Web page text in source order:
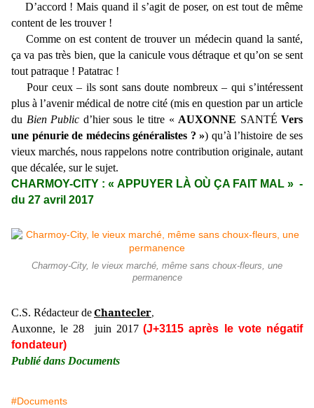
D’accord ! Mais quand il s’agit de poser, on est tout de même
content de les trouver !
Comme on est content de trouver un médecin quand la santé,
ça va pas très bien, que la canicule vous détraque et qu’on se sent
tout patraque ! Patatrac !
Pour ceux – ils sont sans doute nombreux – qui s’intéressent
plus à l’avenir médical de notre cité (mis en question par un article
du Bien Public d’hier sous le titre « AUXONNE SANTÉ Vers
une pénurie de médecins généralistes ? ») qu’à l’histoire de ses
vieux marchés, nous rappelons notre contribution originale, autant
que décalée, sur le sujet.
CHARMOY-CITY : « APPUYER LÀ OÙ ÇA FAIT MAL » -
du 27 avril 2017
Charmoy-City, le vieux marché, même sans choux-fleurs, une
permanence
C.S. Rédacteur deChantecler,
Auxonne, le 28 juin 2017 (J+3115 après le vote négatif
fondateur)
Publié dans Documents
#Documents